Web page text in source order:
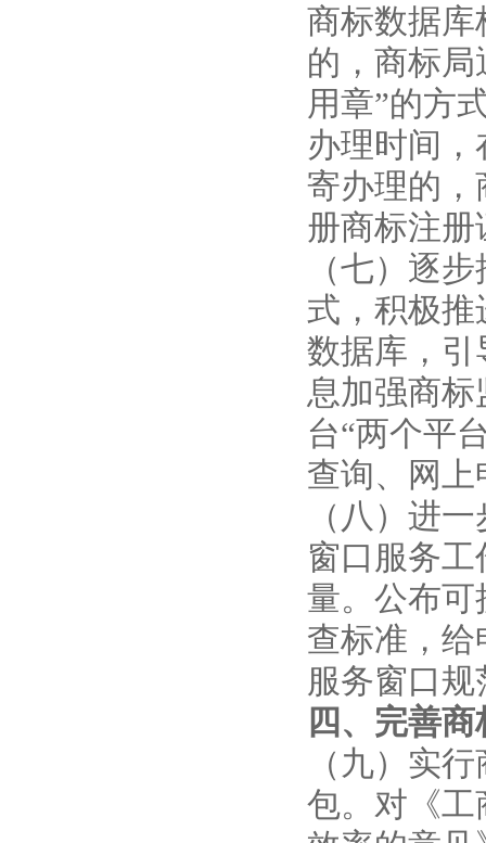
商标数据库
的，商标
用章”的方
办理时间
寄办理的，
册商标注
（七）逐
式，积极推
数据库，引
息加强商
台“两个平
查询、网
（八）进
窗口服务
量。公布可
查标准，
服务窗口
四、完善
（九）实
包。对《工